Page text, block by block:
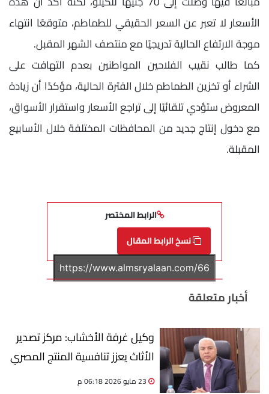
الأسعار لا تعبر عن السعر الحقيقي للطماطم، متوقعًا انتهاء
موجة الارتفاع الحالية تدريجيًا مع منتصف الشهر المقبل.
كما طالب نقيب الفلاحين المواطنين بعدم التهافت على
الشراء أو تخزين الطماطم خلال الفترة الحالية، مؤكدًا أن زيادة
المعروض ستؤدي تلقائيًا إلى تراجع الأسعار واستقرار الأسواق،
مع دخول إنتاج جديد من المحافظات المختلفة خلال الأسابيع
المقبلة.
الرابط المختصر
نسخ الرابط المقال
أخبار متعلقة
وكيل غرفة الأخشاب: مركز تصدير
الأثاث يعزز تنافسية المنتج المصري
عالميًا | خاص
23 مايو 2026 06:18 م